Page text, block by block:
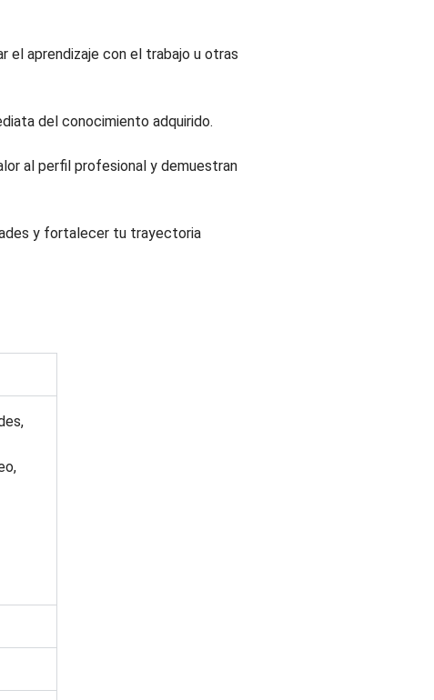
el aprendizaje con el trabajo u otras
del conocimiento adquirido.
al perfil profesional y demuestran
y fortalecer tu trayectoria